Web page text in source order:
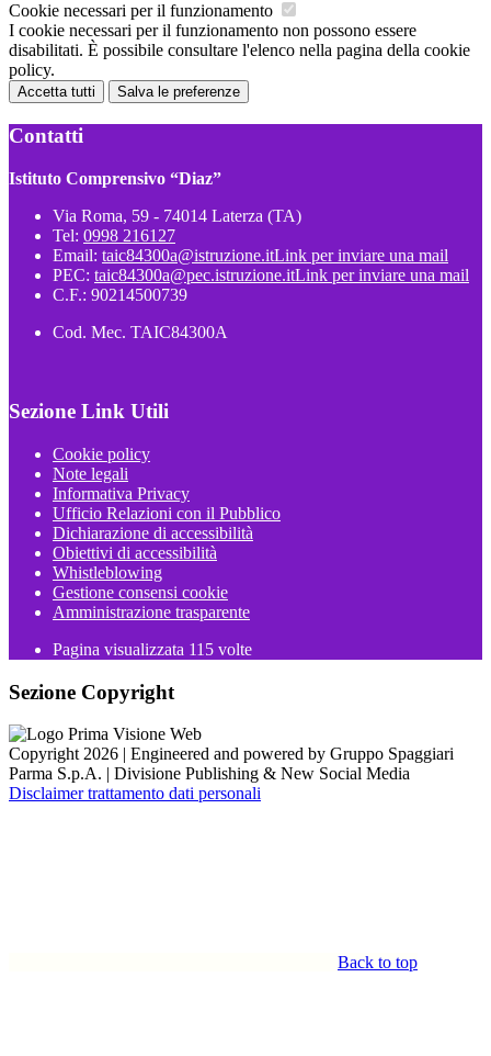
Cookie necessari per il funzionamento
I cookie necessari per il funzionamento non possono essere
disabilitati. È possibile consultare l'elenco nella pagina della cookie
policy.
Accetta tutti Salva le preferenze
Contatti
Istituto Comprensivo “Diaz”
Via Roma, 59 - 74014 Laterza (TA)
Tel: 0998 216127
Email: taic84300a@istruzione.itLink per inviare una mail
PEC: taic84300a@pec.istruzione.itLink per inviare una mail
C.F.: 90214500739
Cod. Mec. TAIC84300A
Sezione Link Utili
Cookie policy
Note legali
Informativa Privacy
Ufficio Relazioni con il Pubblico
Dichiarazione di accessibilità
Obiettivi di accessibilità
Whistleblowing
Gestione consensi cookie
Amministrazione trasparente
Pagina visualizzata 115 volte
Sezione Copyright
Copyright 2026 | Engineered and powered by Gruppo Spaggiari
Parma S.p.A. | Divisione Publishing & New Social Media
Disclaimer trattamento dati personali
Back to top